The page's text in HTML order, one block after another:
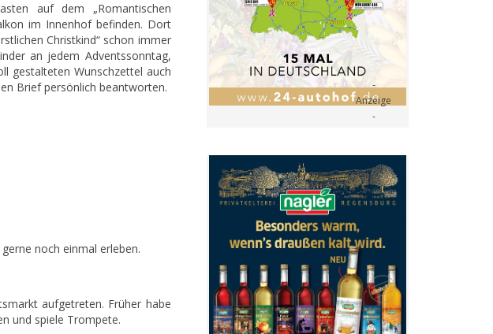
auf dem „Romantischen
im Innenhof befinden. Dort
Christkind“ schon immer
an jedem Adventssonntag,
gestalteten Wunschzettel auch
Brief persönlich beantworten.
noch einmal erleben.
aufgetreten. Früher habe
und spiele Trompete.